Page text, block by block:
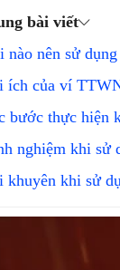
bài viết
nào nên sử
ích của ví
bước thực hiện
nghiệm khi sử
khuyên khi sử